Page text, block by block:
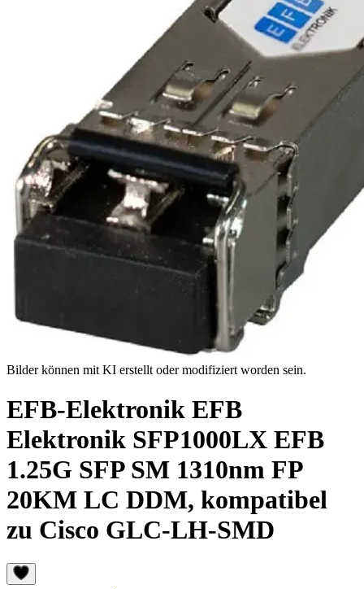
Bilder können mit KI erstellt oder modifiziert worden sein.
EFB-Elektronik EFB
Elektronik SFP1000LX EFB
1.25G SFP SM 1310nm FP
20KM LC DDM, kompatibel
zu Cisco GLC-LH-SMD